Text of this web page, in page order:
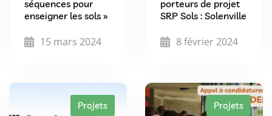
séquences pour
enseigner les sols »
15 mars 2024
porteurs de projet
SRP Sols : Solenville
8 février 2024
Projets Projets